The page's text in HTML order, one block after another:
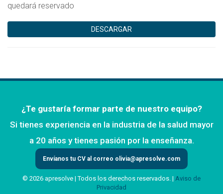
quedará reservado
DESCARGAR
¿Te gustaría formar parte de nuestro equipo?
Si tienes experiencia en la industria de la salud mayor
a 20 años y tienes pasión por la enseñanza.
Envíanos tu CV al correo olivia@apresolve.com
© 2026 apresolve | Todos los derechos reservados. | Aviso de
Privacidad